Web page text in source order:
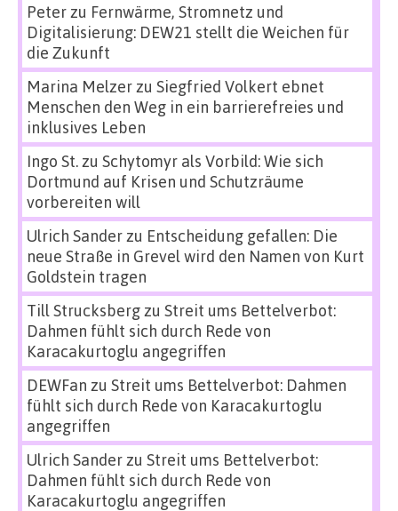
Peterzu Fernwärme, Stromnetz und
Digitalisierung: DEW21 stellt die Weichen für
die Zukunft
Marina Melzerzu Siegfried Volkert ebnet
Menschen den Weg in ein barrierefreies und
inklusives Leben
Ingo St.zu Schytomyr als Vorbild: Wie sich
Dortmund auf Krisen und Schutzräume
vorbereiten will
Ulrich Sanderzu Entscheidung gefallen: Die
neue Straße in Grevel wird den Namen von Kurt
Goldstein tragen
Till Strucksbergzu Streit ums Bettelverbot:
Dahmen fühlt sich durch Rede von
Karacakurtoglu angegriffen
DEWFan zu Streit ums Bettelverbot: Dahmen
fühlt sich durch Rede von Karacakurtoglu
angegriffen
Ulrich Sanderzu Streit ums Bettelverbot:
Dahmen fühlt sich durch Rede von
Karacakurtoglu angegriffen